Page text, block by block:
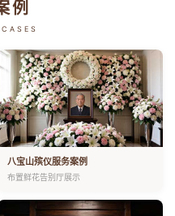
例
八宝山殡仪服务案例
布置鲜花告别厅展示